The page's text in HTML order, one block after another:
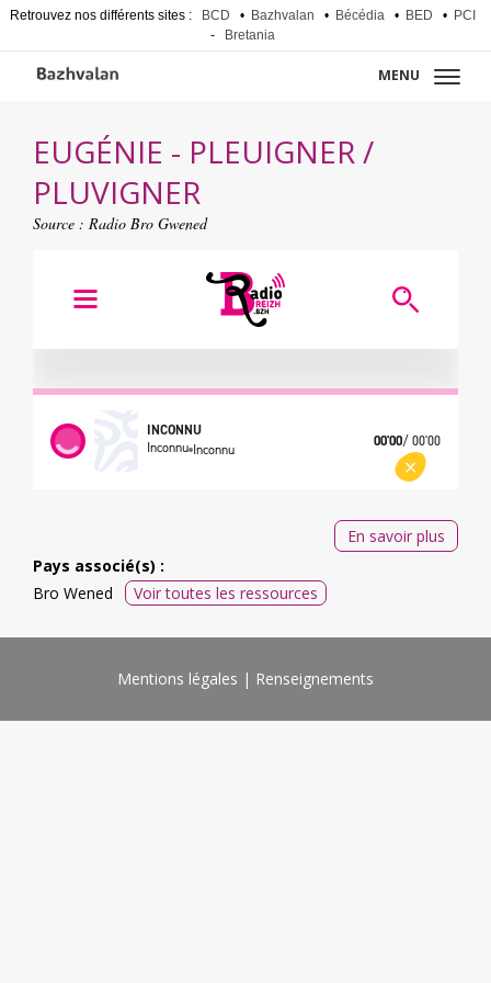
Retrouvez nos différents sites : BCD • Bazhvalan • Bécédia • BED •
PCI
-
Bretania
MENU
EUGÉNIE - PLEUIGNER /
PLUVIGNER
Source : Radio Bro Gwened
En savoir plus
Pays associé(s) :
Bro Wened
Voir toutes les ressources
Mentions légales Renseignements